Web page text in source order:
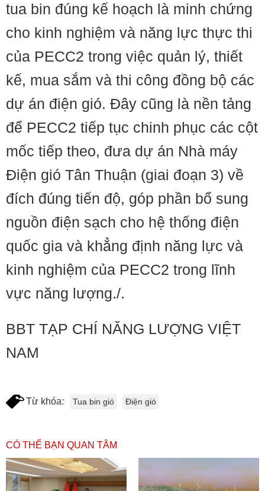
tua bin đúng kế hoạch là minh chứng
cho kinh nghiệm và năng lực thực thi
của PECC2 trong việc quản lý, thiết
kế, mua sắm và thi công đồng bộ các
dự án điện gió. Đây cũng là nền tảng
để PECC2 tiếp tục chinh phục các cột
mốc tiếp theo, đưa dự án Nhà máy
Điện gió Tân Thuận (giai đoạn 3) về
đích đúng tiến độ, góp phần bổ sung
nguồn điện sạch cho hệ thống điện
quốc gia và khẳng định năng lực và
kinh nghiệm của PECC2 trong lĩnh
vực năng lượng./.
BBT TẠP CHÍ NĂNG LƯỢNG VIỆT
NAM
Từ khóa: Tua bin gió Điện gió
CÓ THỂ BẠN QUAN TÂM